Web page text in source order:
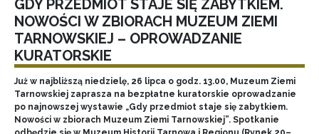
GDY PRZEDMIOT STAJE SIĘ ZABYTKIEM.
NOWOŚCI W ZBIORACH MUZEUM ZIEMI
TARNOWSKIEJ – OPROWADZANIE
KURATORSKIE
Już w najbliższą niedzielę, 26 lipca o godz. 13.00, Muzeum Ziemi
Tarnowskiej zaprasza na bezpłatne kuratorskie oprowadzanie
po najnowszej wystawie „Gdy przedmiot staje się zabytkiem.
Nowości w zbiorach Muzeum Ziemi Tarnowskiej”. Spotkanie